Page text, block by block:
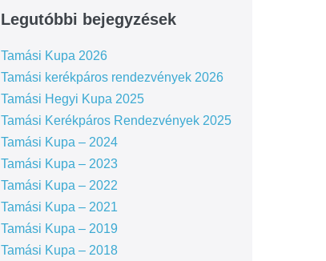
Legutóbbi bejegyzések
Tamási Kupa 2026
Tamási kerékpáros rendezvények 2026
Tamási Hegyi Kupa 2025
Tamási Kerékpáros Rendezvények 2025
Tamási Kupa – 2024
Tamási Kupa – 2023
Tamási Kupa – 2022
Tamási Kupa – 2021
Tamási Kupa – 2019
Tamási Kupa – 2018